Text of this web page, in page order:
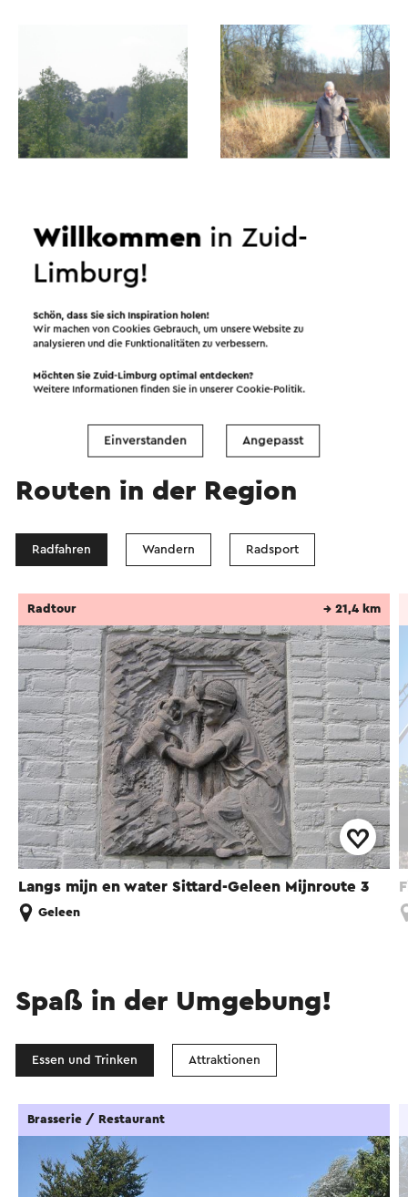
Routen in der Region
Radfahren Wandern Radsport
Langs mijn en water Sittard-Geleen Mijnroute 3
Radtour → 21,4 km
Geleen
Spaß in der Umgebung!
Essen und Trinken Attraktionen
Brasserie / Restaurant
Willkommen in Zuid-
Limburg!
Schön, dass Sie sich Inspiration holen!
Wir machen von Cookies Gebrauch, um unsere Website zu
analysieren und die Funktionalitäten zu verbessern.
Möchten Sie Zuid-Limburg optimal entdecken?
Weitere Informationen finden Sie in unsererCookie-Politik.
Einverstanden Angepasst